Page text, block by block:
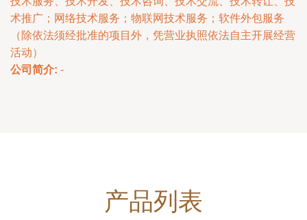
术推广；网络技术服务；物联网技术服务；软件外包服务
（除依法须经批准的项目外，凭营业执照依法自主开展经营
活动）
公司简介: -
产品列表